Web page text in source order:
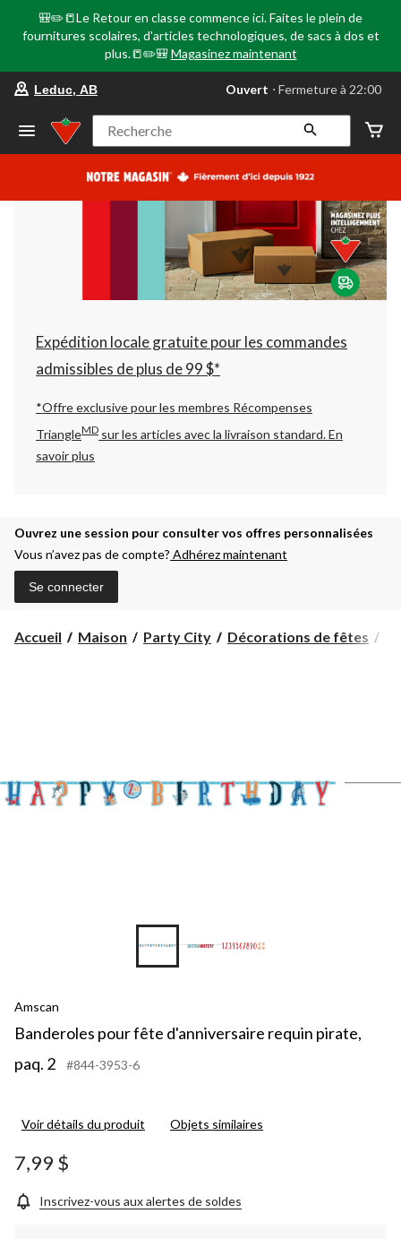
🎒✏️📒Le Retour en classe commence ici. Faites le plein de
fournitures scolaires, d'articles technologiques, de sacs à dos et
plus.📒✏️🎒 Magasinez maintenant
votre
préféré
Leduc,
AB,
courament
Fermeture
à
22:00
cliquer
pour
changer
Leduc, AB Ouvert ⋅ Fermeture à 22:00
Recherche
Expédition locale gratuite pour les commandes
admissibles de plus de 99 $*
*Offre exclusive pour les membres Récompenses
TriangleMD sur les articles avec la livraison standard.En
savoir plus
Ouvrez une session pour consulter vos offres personnalisées
Vous n’avez pas de compte? Adhérez maintenant
Se connecter
Accueil Maison Party City Décorations de fêtes
Amscan
Banderoles pour fête d'anniversaire requin pirate,
paq. 2
#844-3953-6
Voir détails du produit Objets similaires
7,99 $
Inscrivez-vous aux alertes de soldes